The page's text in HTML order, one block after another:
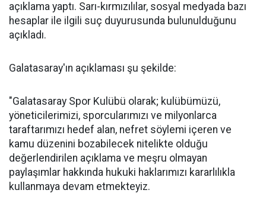
açıklama yaptı. Sarı-kırmızılılar, sosyal medyada bazı
hesaplar ile ilgili suç duyurusunda bulunulduğunu
açıkladı.
Galatasaray'ın açıklaması şu şekilde:
"Galatasaray Spor Kulübü olarak; kulübümüzü,
yöneticilerimizi, sporcularımızı ve milyonlarca
taraftarımızı hedef alan, nefret söylemi içeren ve
kamu düzenini bozabilecek nitelikte olduğu
değerlendirilen açıklama ve meşru olmayan
paylaşımlar hakkında hukuki haklarımızı kararlılıkla
kullanmaya devam etmekteyiz.